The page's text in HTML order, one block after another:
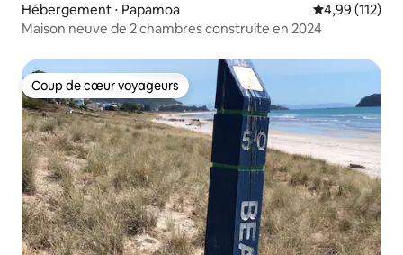
Hébergement ⋅ Papamoa Évaluation
4,99 (112)
Maison neuve de 2 chambres construite en 2024
Coup de cœur voyageurs
Coup de cœur voyageurs